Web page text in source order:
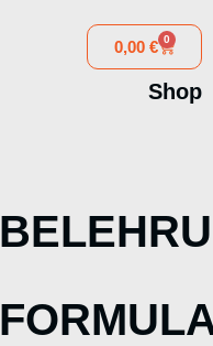
0,00 € 0
Shop